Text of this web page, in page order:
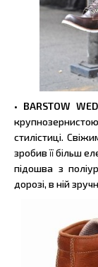
• BARSTOW
стилістиці.
зробив її більш
підошва з
дорозі, в ній